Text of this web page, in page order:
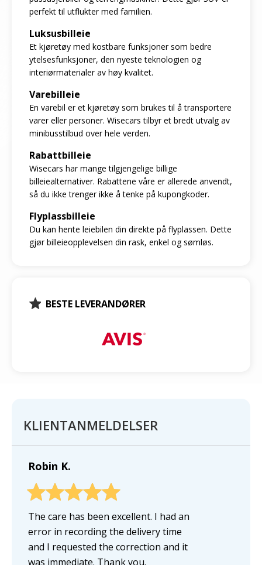
perfekt til utflukter med familien.
Luksusbilleie
Et kjøretøy med kostbare funksjoner som bedre
ytelsesfunksjoner, den nyeste teknologien og
interiørmaterialer av høy kvalitet.
Varebilleie
En varebil er et kjøretøy som brukes til å transportere
varer eller personer. Wisecars tilbyr et bredt utvalg av
minibusstilbud over hele verden.
Rabattbilleie
Wisecars har mange tilgjengelige billige
billeiealternativer. Rabattene våre er allerede anvendt,
så du ikke trenger ikke å tenke på kupongkoder.
Flyplassbilleie
Du kan hente leiebilen din direkte på flyplassen. Dette
gjør billeieopplevelsen din rask, enkel og sømløs.
BESTE LEVERANDØRER
KLIENTANMELDELSER
Robin K.
The care has been excellent. I had an
error in recording the delivery time
and I requested the correction and it
was immediate. Thank you.